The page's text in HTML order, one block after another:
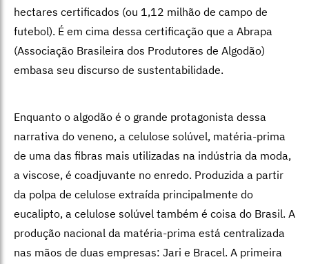
hectares certificados (ou 1,12 milhão de campo de
futebol). É em cima dessa certificação que a Abrapa
(Associação Brasileira dos Produtores de Algodão)
embasa seu discurso de sustentabilidade.
Enquanto o algodão é o grande protagonista dessa
narrativa do veneno, a celulose solúvel, matéria-prima
de uma das fibras mais utilizadas na indústria da moda,
a viscose, é coadjuvante no enredo. Produzida a partir
da polpa de celulose extraída principalmente do
eucalipto, a celulose solúvel também é coisa do Brasil. A
produção nacional da matéria-prima está centralizada
nas mãos de duas empresas: Jari e Bracel. A primeira